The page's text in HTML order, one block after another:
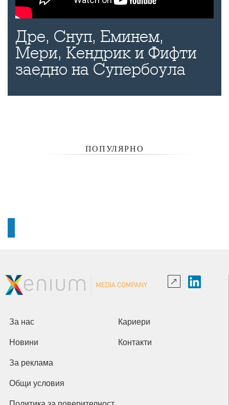
Дре, Снуп, Еминем,
Мери, Кендрик и Фифти
заедно на Супербоула
ПОПУЛЯРНО
За нас Кариери
Новини Контакти
За реклама
Общи условия